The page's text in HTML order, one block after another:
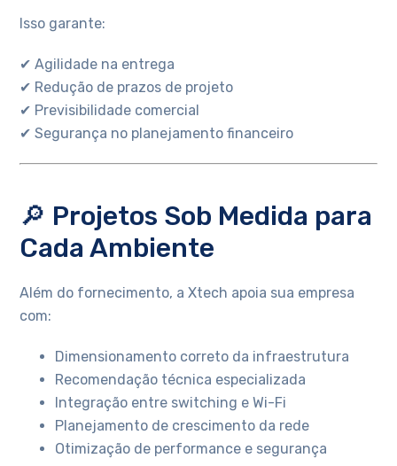
Isso garante:
✔ Agilidade na entrega
✔ Redução de prazos de projeto
✔ Previsibilidade comercial
✔ Segurança no planejamento financeiro
🔎 Projetos Sob Medida para
Cada Ambiente
Além do fornecimento, a Xtech apoia sua empresa
com:
Dimensionamento correto da infraestrutura
Recomendação técnica especializada
Integração entre switching e Wi-Fi
Planejamento de crescimento da rede
Otimização de performance e segurança